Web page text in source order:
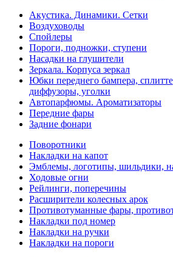
Акустика. Динамики. Сетки
Воздуховоды
Спойлеры
Пороги, подножки, ступени
Насадки на глушители
Зеркала. Корпуса зеркал
Юбки переднего бампера,
диффузоры, уголки
Автопарфюмы. Ароматизаторы
Передние фары
Задние фонари
Поворотники
Накладки на капот
Эмблемы, логотипы, шильдики,
Ходовые огни
Рейлинги, поперечины
Расширители колесных арок
Противотуманные фары,
Накладки под номер
Накладки на ручки
Накладки на пороги